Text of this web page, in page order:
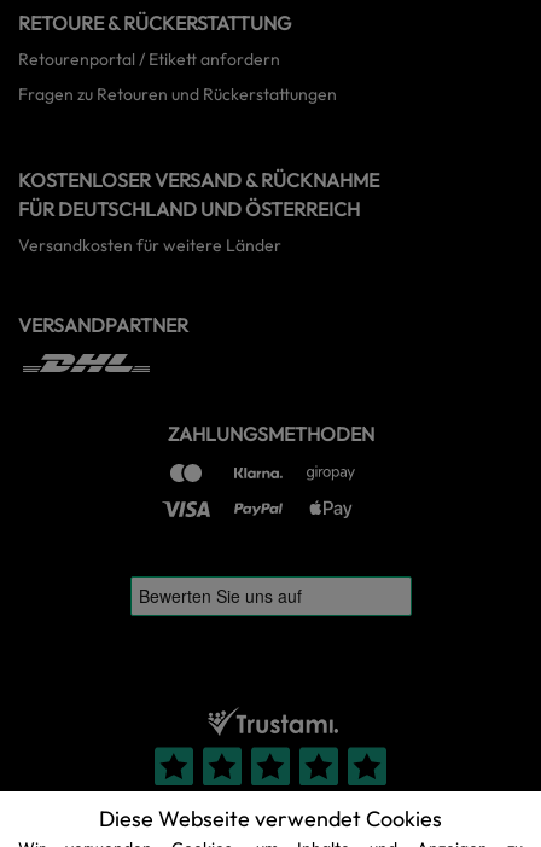
Diese Webseite verwendet Cookies
RETOURE & RÜCKERSTATTUNG
Retourenportal / Etikett anfordern
Fragen zu Retouren und Rückerstattungen
KOSTENLOSER VERSAND & RÜCKNAHME
FÜR DEUTSCHLAND UND ÖSTERREICH
Versandkosten für weitere Länder
VERSANDPARTNER
ZAHLUNGSMETHODEN